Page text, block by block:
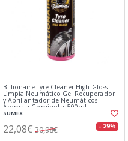
Billionaire Tyre Cleaner High Gloss
Limpia Neumático Gel Recuperador
y Abrillantador de Neumáticos
Aroma a Gominolas 500ml
SUMEX
22,08€ 30,98€ - 29%